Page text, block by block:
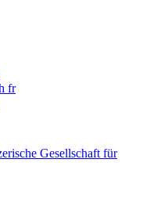
fr